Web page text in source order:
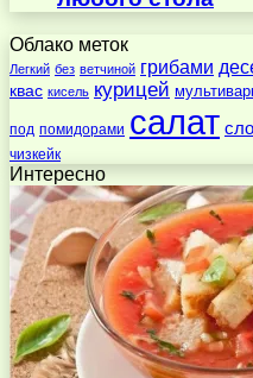
Облако меток
Легкий без ветчиной грибами
квас кисель курицей
под помидорами салат
чизкейк
Интересно